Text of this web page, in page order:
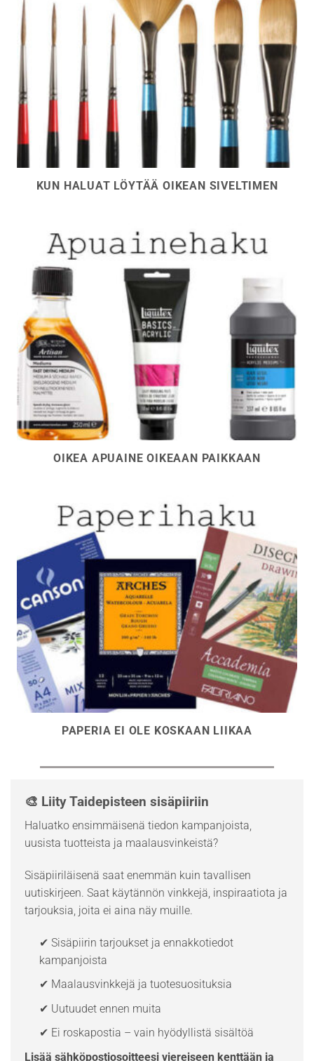
KUN HALUAT LÖYTÄÄ OIKEAN SIVELTIMEN
OIKEA APUAINE OIKEAAN PAIKKAAN
PAPERIA EI OLE KOSKAAN LIIKAA
🎨 Liity Taidepisteen sisäpiiriin
Haluatko ensimmäisenä tiedon kampanjoista,
uusista tuotteista ja maalausvinkeistä?
Sisäpiiriläisenä saat enemmän kuin tavallisen
uutiskirjeen. Saat käytännön vinkkejä, inspiraatiota ja
tarjouksia, joita ei aina näy muille.
✔ Sisäpiirin tarjoukset ja ennakkotiedot
kampanjoista
✔ Maalausvinkkejä ja tuotesuosituksia
✔ Uutuudet ennen muita
✔ Ei roskapostia – vain hyödyllistä sisältöä
Lisää sähköpostiosoitteesi viereiseen kenttään ja